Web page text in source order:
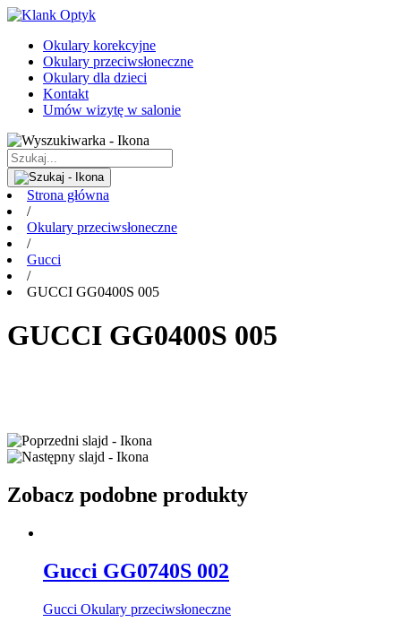
Okulary korekcyjne
Okulary przeciwsłoneczne
Okulary dla dzieci
Kontakt
Umów wizytę w salonie
Strona główna
/
Okulary przeciwsłoneczne
/
Gucci
/
GUCCI GG0400S 005
GUCCI GG0400S 005
Zobacz podobne produkty
Gucci GG0740S 002
Gucci Okulary przeciwsłoneczne